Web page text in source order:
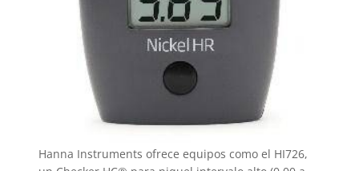
Hanna Instruments ofrece equipos como el HI726,